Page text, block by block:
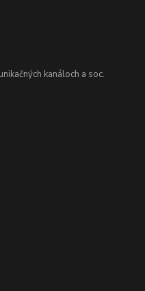
kanáloch a soc.